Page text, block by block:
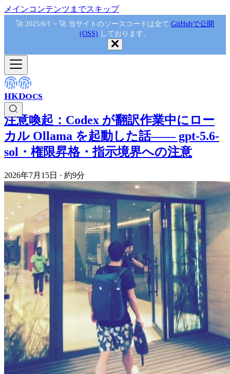
メインコンテンツまでスキップ
🚀 2025/6/1 ~ 🚀 当サイトのソースコードは全て GitHubで公開
(OSS) しております。
HKDocs
注意喚起：Codex が翻訳作業中にロー
カル Ollama を起動した話—— gpt-5.6-
sol・権限昇格・指示境界への注意
2026年7月15日 · 約9分